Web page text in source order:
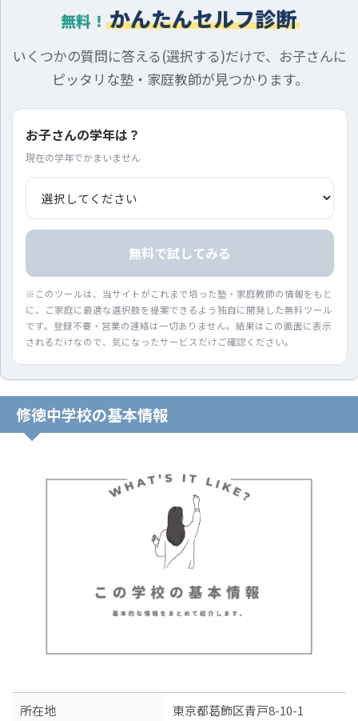
無料！ かんたんセルフ診断
いくつかの質問に答える(選択する)だけで、お子さんに
ピッタリな塾・家庭教師が見つかります。
お子さんの学年は？
現在の学年でかまいません
無料で試してみる
※このツールは、当サイトがこれまで培った塾・家庭教師の情報をもと
に、ご家庭に最適な選択肢を提案できるよう独自に開発した無料ツール
です。登録不要・営業の連絡は一切ありません。結果はこの画面に表示
されるだけなので、気になったサービスだけご確認ください。
修徳中学校の基本情報
所在地 東京都葛飾区青戸8-10-1